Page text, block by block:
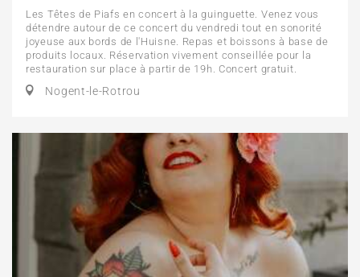
Les Têtes de Piafs en concert à la guinguette. Venez vous
détendre autour de ce concert du vendredi tout en sonorité
joyeuse aux bords de l'Huisne. Repas et boissons à base de
produits locaux. Réservation vivement conseillée pour la
restauration sur place à partir de 19h. Concert gratuit.
Nogent-le-Rotrou